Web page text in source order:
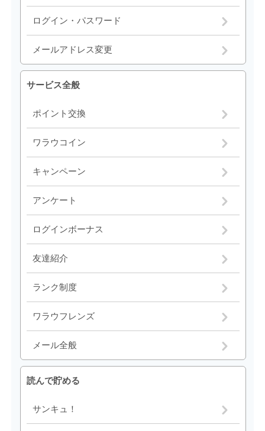
ログイン・パスワード
メールアドレス変更
サービス全般
ポイント交換
ワラウコイン
キャンペーン
アンケート
ログインボーナス
友達紹介
ランク制度
ワラウフレンズ
メール全般
読んで貯める
サンキュ！